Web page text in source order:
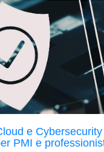
e
PMI e